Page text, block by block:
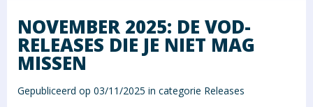
NOVEMBER 2025: DE VOD-
RELEASES DIE JE NIET MAG
MISSEN
Gepubliceerd op 03/11/2025 in categorie Releases